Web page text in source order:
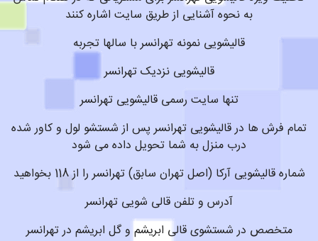
به نحوه آشنایی از طریق سایت اشاره کنند
قالیشویی نمونه تهرانسر با سالها تجربه
قالیشویی نزدیک تهرانسر
تنها سایت رسمی قالیشویی تهرانسر
تمام فرش ها در قالیشویی تهرانسر پس از شستشو لول و کاور شده
درب منزل به شما تحویل داده می شود
شماره قالیشویی آرکا (اصل تهران سابق) تهرانسر را از 118 بخواهید
آدرس و تلفن قالی شویی تهرانسر
متخصص در شستشوی قالی ابریشم و گل ابریشم در تهرانسر